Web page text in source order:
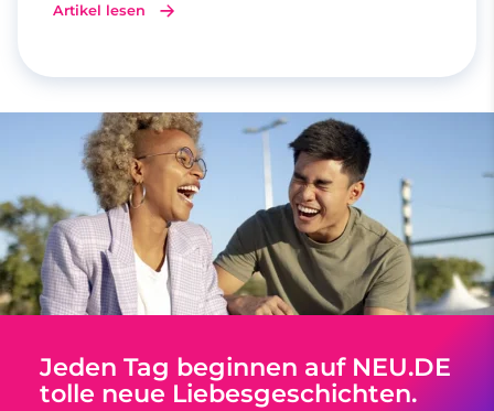
Artikel lesen
Jeden Tag beginnen auf NEU.DE
tolle neue Liebesgeschichten.